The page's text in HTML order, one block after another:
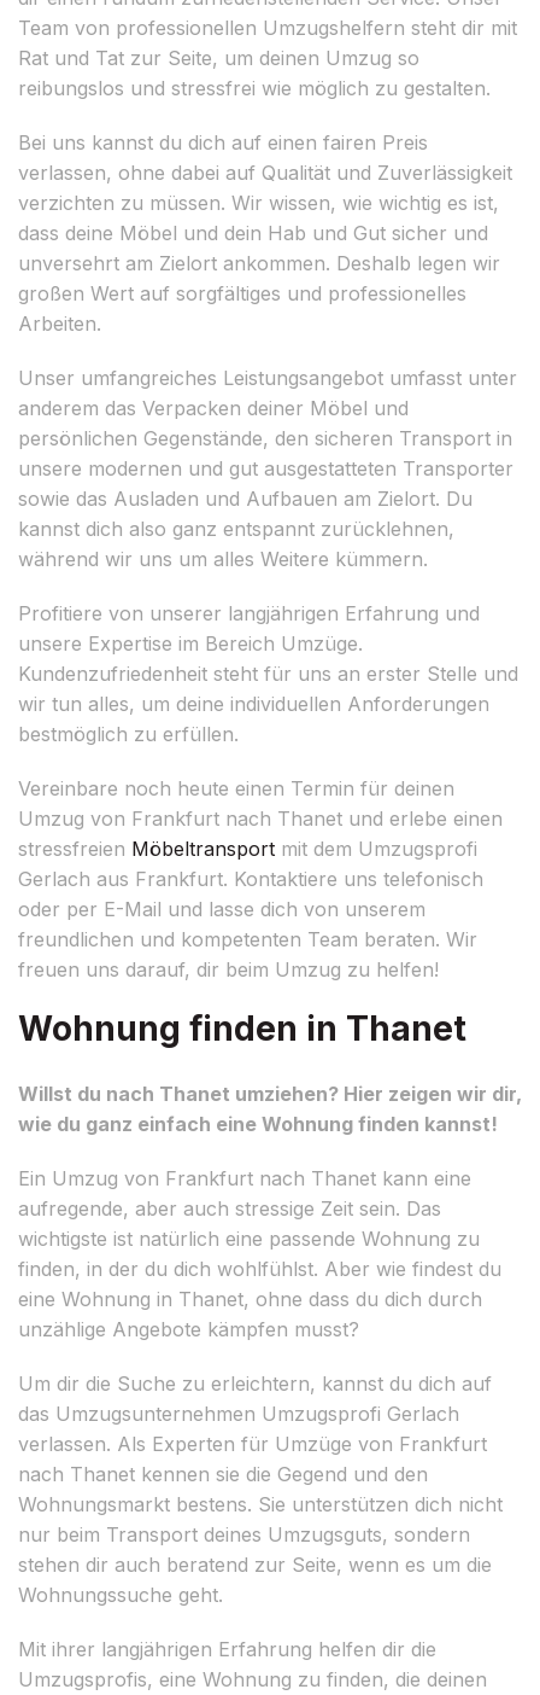
Team von professionellen Umzugshelfern steht dir mit
Rat und Tat zur Seite, um deinen Umzug so
reibungslos und stressfrei wie möglich zu gestalten.
Bei uns kannst du dich auf einen fairen Preis
verlassen, ohne dabei auf Qualität und Zuverlässigkeit
verzichten zu müssen. Wir wissen, wie wichtig es ist,
dass deine Möbel und dein Hab und Gut sicher und
unversehrt am Zielort ankommen. Deshalb legen wir
großen Wert auf sorgfältiges und professionelles
Arbeiten.
Unser umfangreiches Leistungsangebot umfasst unter
anderem das Verpacken deiner Möbel und
persönlichen Gegenstände, den sicheren Transport in
unsere modernen und gut ausgestatteten Transporter
sowie das Ausladen und Aufbauen am Zielort. Du
kannst dich also ganz entspannt zurücklehnen,
während wir uns um alles Weitere kümmern.
Profitiere von unserer langjährigen Erfahrung und
unsere Expertise im Bereich Umzüge.
Kundenzufriedenheit steht für uns an erster Stelle und
wir tun alles, um deine individuellen Anforderungen
bestmöglich zu erfüllen.
Vereinbare noch heute einen Termin für deinen
Umzug von Frankfurt nach Thanet und erlebe einen
stressfreien Möbeltransport mit dem Umzugsprofi
Gerlach aus Frankfurt. Kontaktiere uns telefonisch
oder per E-Mail und lasse dich von unserem
freundlichen und kompetenten Team beraten. Wir
freuen uns darauf, dir beim Umzug zu helfen!
Wohnung finden in Thanet
Willst du nach Thanet umziehen? Hier zeigen wir dir,
wie du ganz einfach eine Wohnung finden kannst!
Ein Umzug von Frankfurt nach Thanet kann eine
aufregende, aber auch stressige Zeit sein. Das
wichtigste ist natürlich eine passende Wohnung zu
finden, in der du dich wohlfühlst. Aber wie findest du
eine Wohnung in Thanet, ohne dass du dich durch
unzählige Angebote kämpfen musst?
Um dir die Suche zu erleichtern, kannst du dich auf
das Umzugsunternehmen Umzugsprofi Gerlach
verlassen. Als Experten für Umzüge von Frankfurt
nach Thanet kennen sie die Gegend und den
Wohnungsmarkt bestens. Sie unterstützen dich nicht
nur beim Transport deines Umzugsguts, sondern
stehen dir auch beratend zur Seite, wenn es um die
Wohnungssuche geht.
Mit ihrer langjährigen Erfahrung helfen dir die
Umzugsprofis, eine Wohnung zu finden, die deinen